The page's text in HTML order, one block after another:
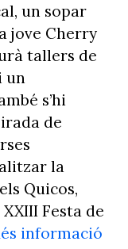
un sopar
jove Cherry
tallers de
un
s’hi
de
la
Quicos,
Festa de
informació